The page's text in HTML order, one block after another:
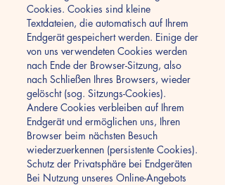
Cookies. Cookies sind kleine
Textdateien, die automatisch auf Ihrem
Endgerät gespeichert werden. Einige der
von uns verwendeten Cookies werden
nach Ende der Browser-Sitzung, also
nach Schließen Ihres Browsers, wieder
gelöscht (sog. Sitzungs-Cookies).
Andere Cookies verbleiben auf Ihrem
Endgerät und ermöglichen uns, Ihren
Browser beim nächsten Besuch
wiederzuerkennen (persistente Cookies).
Schutz der Privatsphäre bei Endgeräten
Bei Nutzung unseres Online-Angebots